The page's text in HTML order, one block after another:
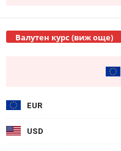
Валутен курс (виж още)
EUR
USD